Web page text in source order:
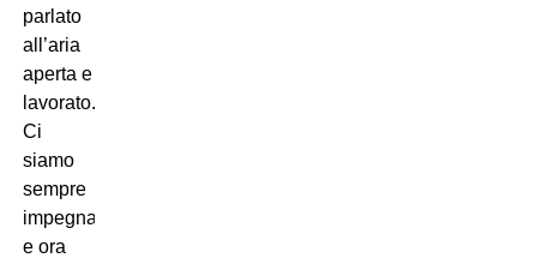
parlato
all’aria
aperta e
lavorato.
Ci
siamo
sempre
impegnati
e ora